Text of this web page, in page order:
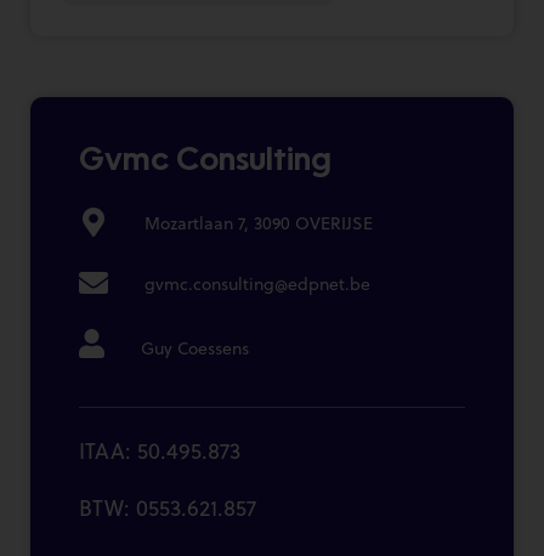
Gvmc Consulting
Mozartlaan 7, 3090 OVERIJSE
gvmc.consulting@edpnet.be
Guy Coessens
ITAA: 50.495.873
BTW: 0553.621.857